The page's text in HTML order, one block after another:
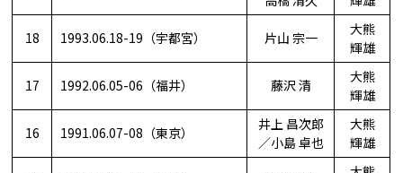
18 1993.06.18-19（宇都宮） 片山 宗一
大熊
輝雄
17 1992.06.05-06（福井） 藤沢 清
大熊
輝雄
16 1991.06.07-08（東京）
井上 昌次郎
／小島 卓也
大熊
輝雄